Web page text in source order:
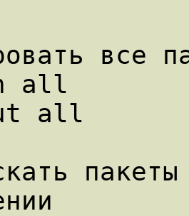
все
all
all